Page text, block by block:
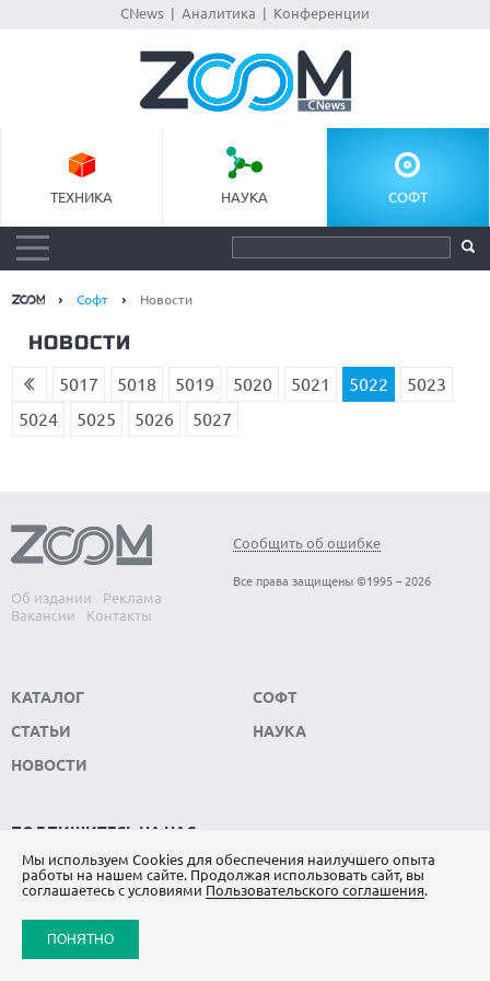
CNews Аналитика Конференции
ТЕХНИКА НАУКА СОФТ
Софт Новости
НОВОСТИ
5017 5018 5019 5020 5021 5022
5023
5024
5025 5026 5027
Об издании
Реклама
Вакансии
Контакты
Сообщить об ошибке
Все права защищены ©1995 – 2026
КАТАЛОГ
СТАТЬИ
НОВОСТИ
СОФТ
НАУКА
ПОДПИШИТЕСЬ НА НАС
ЯНДЕКС.ДЗЕН
Мы используем Сookies для обеспечения наилучшего опыта
работы на нашем сайте. Продолжая использовать сайт, вы
соглашаетесь с условиями Пользовательского соглашения.
ПОНЯТНО